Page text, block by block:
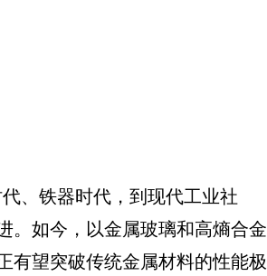
、铁器时代，到现代工业社
。如今，以金属玻璃和高熵合金
有望突破传统金属材料的性能极